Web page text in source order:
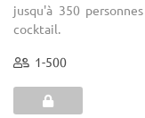
jusqu'à 350
cocktail.
1-500